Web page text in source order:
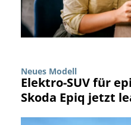
Neues Modell
Elektro-SUV für
Skoda Epiq jetzt